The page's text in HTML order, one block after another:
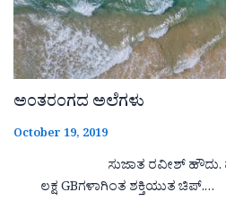
ಅಂತರಂಗದ ಅಲೆಗಳು
October 19, 2019
ಸುಜಾತ ರವೀಶ್ ಹೌದು.
ಲಕ್ಷ GBಗಳಾಗಿಂತ ಶಕ್ತಿಯುತ ಚಿಪ್.…